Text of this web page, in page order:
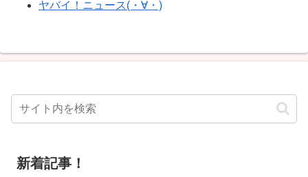
ヤバイ！ニュース(・∀・)
新着記事！